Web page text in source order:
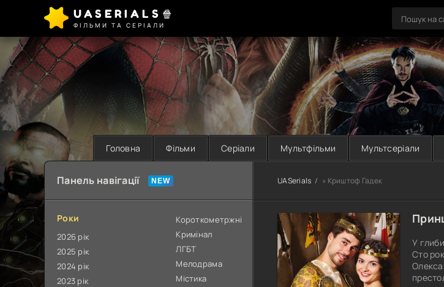
UASERIALS🍿
ФІЛЬМИ ТА СЕРІАЛИ
Головна Фільми Серіали Мультфільми Мультсеріали
UASerials » Криштоф Гадек
У
Сто
Панель навігації
Роки
2026 рік
2025 рік
2024 рік
2023 рік
Короткометржні
Кримінал
ЛГБТ
Мелодрама
Містика